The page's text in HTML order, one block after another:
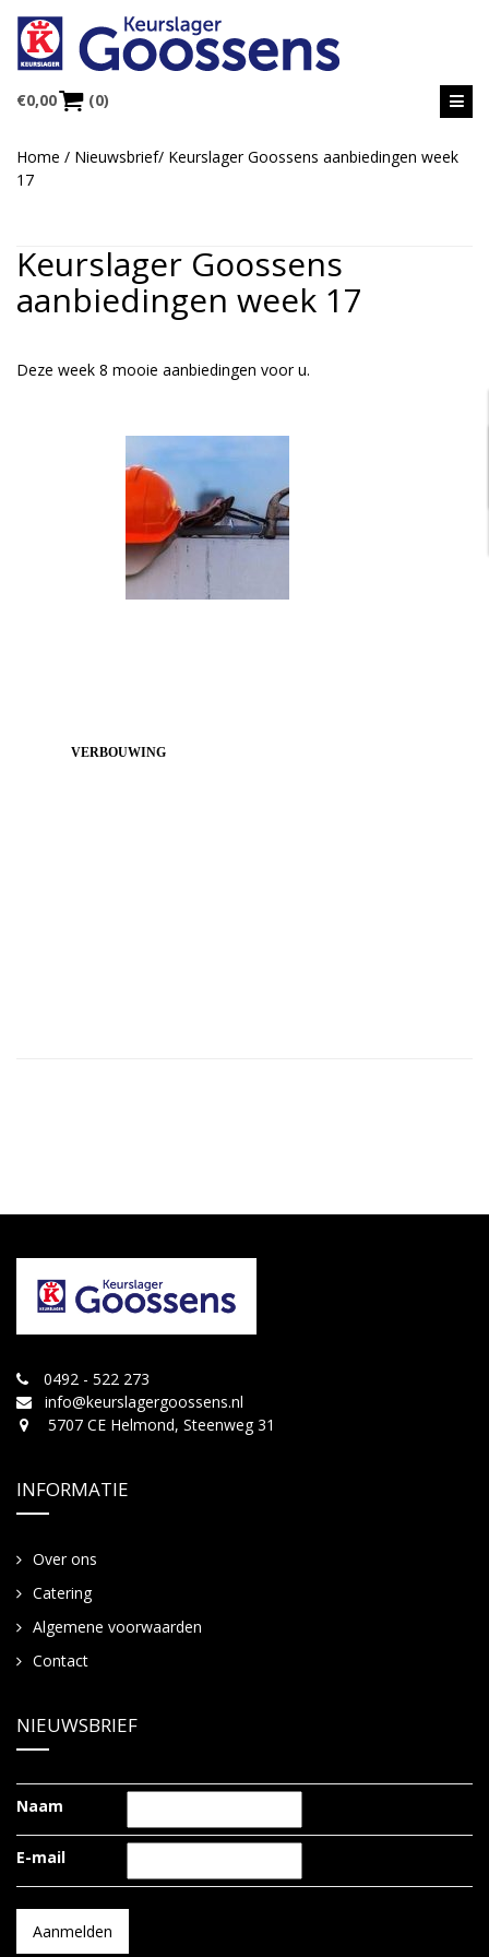
€0,00 (0)
Home / Nieuwsbrief/ Keurslager Goossens aanbiedingen week
17
Keurslager Goossens
aanbiedingen week 17
Deze week 8 mooie aanbiedingen voor u.
VERBOUWING
0492 - 522 273
info@keurslagergoossens.nl
5707 CE Helmond, Steenweg 31
INFORMATIE
Over ons
Catering
Algemene voorwaarden
Contact
NIEUWSBRIEF
Naam
E-mail